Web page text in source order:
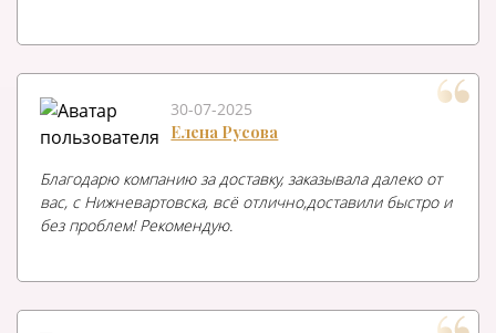
30-07-2025
Елена Русова
Благодарю компанию за доставку, заказывала далеко от
вас, с Нижневартовска, всё отлично,доставили быстро и
без проблем! Рекомендую.